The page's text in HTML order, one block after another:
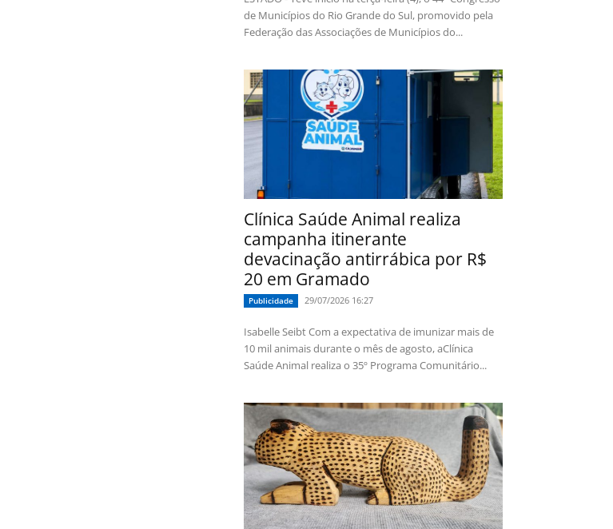
de Municípios do Rio Grande do Sul, promovido pela
Federação das Associações de Municípios do...
Clínica Saúde Animal realiza
campanha itinerante
devacinação antirrábica por R$
20 em Gramado
Publicidade 29/07/2026 16:27
Isabelle Seibt Com a expectativa de imunizar mais de
10 mil animais durante o mês de agosto, aClínica
Saúde Animal realiza o 35º Programa Comunitário...